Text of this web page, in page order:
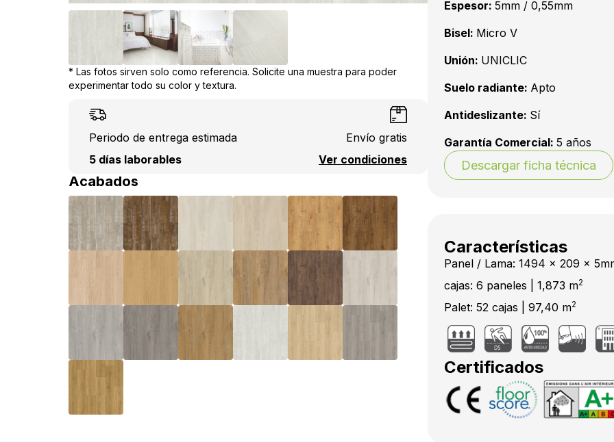
* Las fotos sirven solo como referencia. Solicite una muestra para poder
experimentar todo su color y textura.
Periodo de entrega estimada
5 días laborables
Envío gratis
Ver condiciones
Acabados
Espesor: 5mm / 0,55mm
Bisel: Micro V
Unión: UNICLIC
Suelo radiante: Apto
Antideslizante: Sí
Garantía Comercial: 5 años
Descargar ficha técnica
Características
Panel / Lama: 1494 x 209 x
cajas: 6 paneles | 1,873 m2
Palet: 52 cajas | 97,40 m2
Certificados